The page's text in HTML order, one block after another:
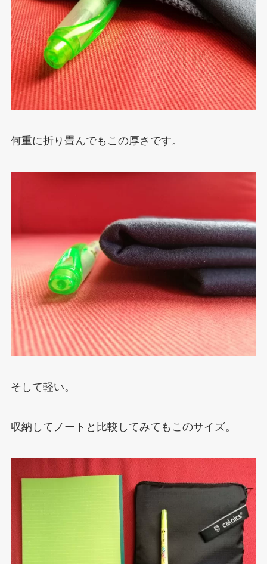
何重に折り畳んでもこの厚さです。
そして軽い。
収納してノートと比較してみてもこのサイズ。